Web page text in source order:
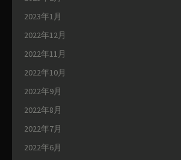
2023年1月
2022年12月
2022年11月
2022年10月
2022年9月
2022年8月
2022年7月
2022年6月